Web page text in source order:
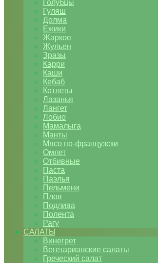
Голубцы
Гуляш
Долма
Ежики
Жаркое
Жульен
Зразы
Карри
Каши
Кебаб
Котлеты
Лазанья
Лангет
Лобио
Мамалыга
Манты
Мясо по-французски
Омлет
Отбивные
Паста
Паэлья
Пельмени
Плов
Подлива
Полента
Рагу
САЛАТЫ
Винегрет
Вегетарианские салаты
Греческий салат